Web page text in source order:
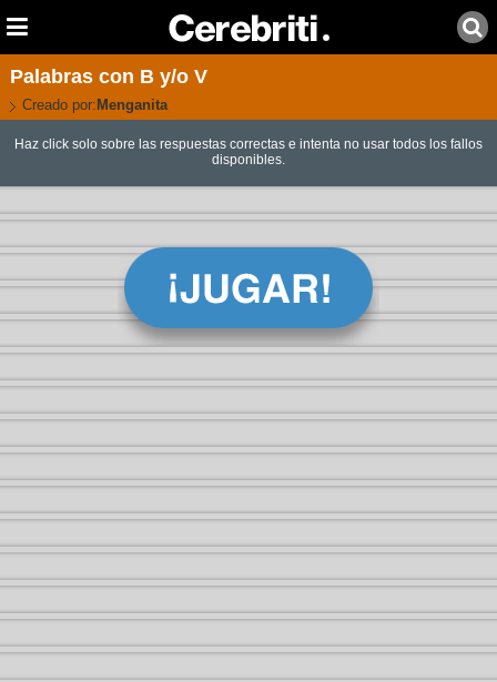
Palabras con B y/o V
Creado por: Menganita
Haz click solo sobre las respuestas correctas e intenta no usar todos los fallos
disponibles.